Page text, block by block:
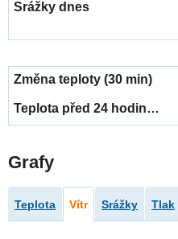
Grafy
Teplota Vítr Srážky Tlak